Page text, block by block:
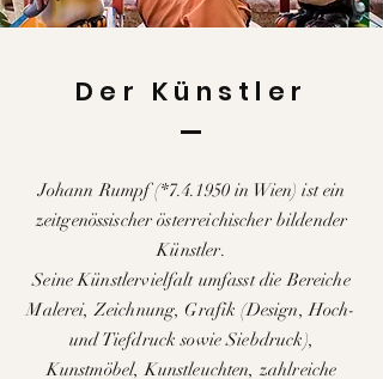
Der Künstler
Johann Rumpf (*7.4.1950 in Wien) ist ein
zeitgenössischer österreichischer bildender
Künstler.
Seine Künstlervielfalt umfasst die Bereiche
Malerei, Zeichnung, Grafik (Design, Hoch-
und Tiefdruck sowie Siebdruck),
Kunstmöbel, Kunstleuchten, zahlreiche